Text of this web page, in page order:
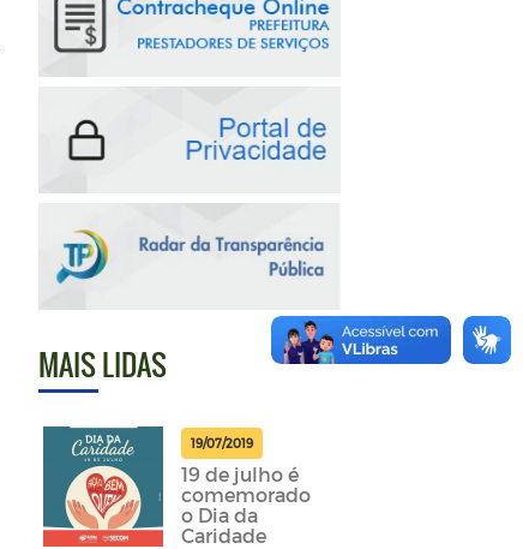
MAIS LIDAS
19/07/2019
19 de julho é
comemorado
o Dia da
Caridade